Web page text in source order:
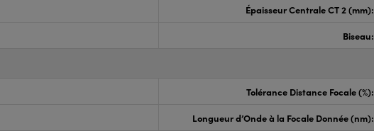
Épaisseur Centrale CT 2 (mm):
Biseau:
Tolérance Distance Focale (%):
Longueur d’Onde à la Focale Donnée (nm):